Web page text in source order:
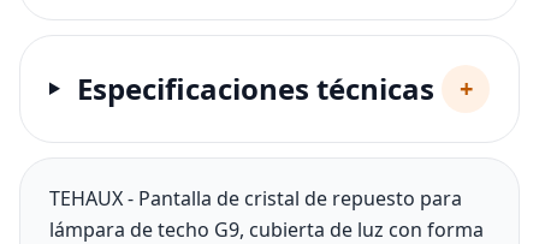
Especificaciones técnicas +
TEHAUX - Pantalla de cristal de repuesto para
lámpara de techo G9, cubierta de luz con forma